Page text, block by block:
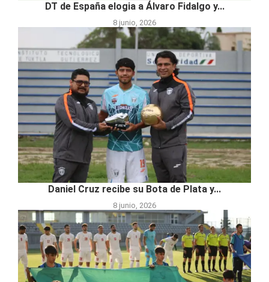
DT de España elogia a Álvaro Fidalgo y...
8 junio, 2026
Daniel Cruz recibe su Bota de Plata y...
8 junio, 2026